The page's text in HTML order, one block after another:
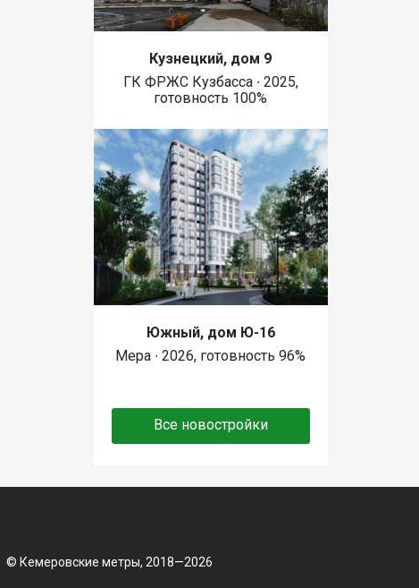
Кузнецкий, дом 9
ГК ФРЖС Кузбасса ∙ 2025,
готовность 100%
Южный, дом Ю-16
Мера ∙ 2026, готовность 96%
Все новостройки
© Кемеровские метры, 2018—2026